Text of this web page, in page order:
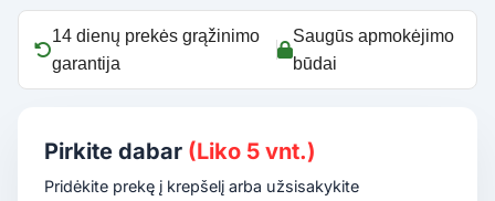
14 dienų prekės grąžinimo
garantija
Saugūs apmokėjimo
būdai
Pirkite dabar (Liko 5 vnt.)
Pridėkite prekę į krepšelį arba užsisakykite